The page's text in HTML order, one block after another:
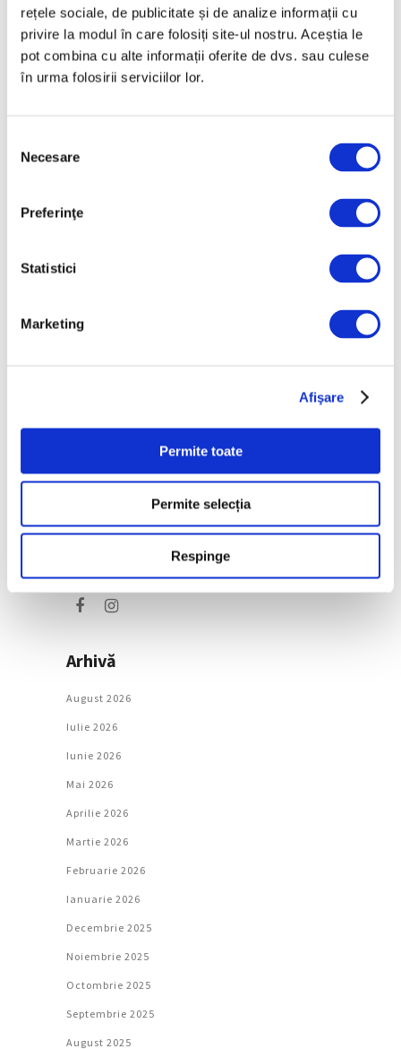
rețele sociale, de publicitate și de analize informații cu
privire la modul în care folosiți site-ul nostru. Aceștia le
pot combina cu alte informații oferite de dvs. sau culese
în urma folosirii serviciilor lor.
consimțământului
Necesare
Preferinţe
Statistici
Marketing
Afişare
Permite toate
Permite selecția
Respinge
Reinterpretare
contemporană a operei
lui Brâncuși, în expoziție
de artă urbană la
Natură
Urmăreşte-ne pe
Arhivă
August 2026
Iulie 2026
Iunie 2026
Mai 2026
Aprilie 2026
Martie 2026
Februarie 2026
Ianuarie 2026
Decembrie 2025
Noiembrie 2025
Octombrie 2025
Septembrie 2025
August 2025